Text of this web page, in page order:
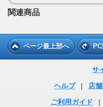
関連商品
ページ最上部へ
サ
ヘルプ
| 店
ご利用ガイド
|